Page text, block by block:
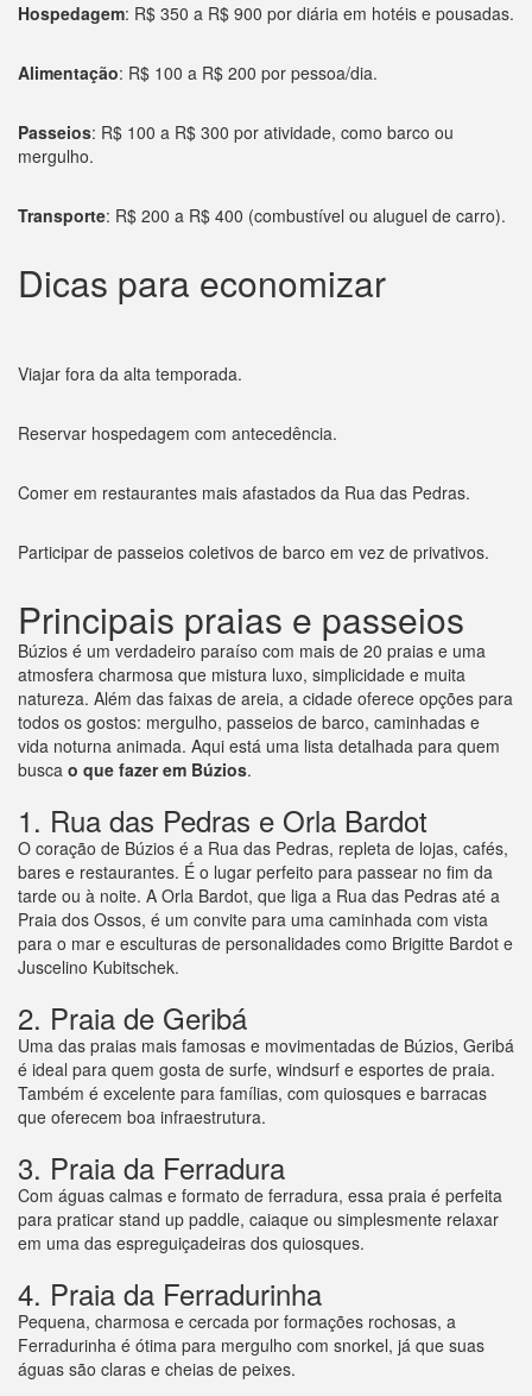
Hospedagem: R$ 350 a R$ 900 por diária em hotéis e pousadas.
Alimentação: R$ 100 a R$ 200 por pessoa/dia.
Passeios: R$ 100 a R$ 300 por atividade, como barco ou
mergulho.
Transporte: R$ 200 a R$ 400 (combustível ou aluguel de carro).
Dicas para economizar
Viajar fora da alta temporada.
Reservar hospedagem com antecedência.
Comer em restaurantes mais afastados da Rua das Pedras.
Participar de passeios coletivos de barco em vez de privativos.
Principais praias e passeios
Búzios é um verdadeiro paraíso com mais de 20 praias e uma
atmosfera charmosa que mistura luxo, simplicidade e muita
natureza. Além das faixas de areia, a cidade oferece opções para
todos os gostos: mergulho, passeios de barco, caminhadas e
vida noturna animada. Aqui está uma lista detalhada para quem
busca o que fazer em Búzios.
1. Rua das Pedras e Orla Bardot
O coração de Búzios é a Rua das Pedras, repleta de lojas, cafés,
bares e restaurantes. É o lugar perfeito para passear no fim da
tarde ou à noite. A Orla Bardot, que liga a Rua das Pedras até a
Praia dos Ossos, é um convite para uma caminhada com vista
para o mar e esculturas de personalidades como Brigitte Bardot e
Juscelino Kubitschek.
2. Praia de Geribá
Uma das praias mais famosas e movimentadas de Búzios, Geribá
é ideal para quem gosta de surfe, windsurf e esportes de praia.
Também é excelente para famílias, com quiosques e barracas
que oferecem boa infraestrutura.
3. Praia da Ferradura
Com águas calmas e formato de ferradura, essa praia é perfeita
para praticar stand up paddle, caiaque ou simplesmente relaxar
em uma das espreguiçadeiras dos quiosques.
4. Praia da Ferradurinha
Pequena, charmosa e cercada por formações rochosas, a
Ferradurinha é ótima para mergulho com snorkel, já que suas
águas são claras e cheias de peixes.